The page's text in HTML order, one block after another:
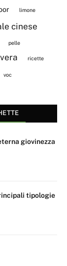
limone
cinese
pelle
ricette
voc
giovinezza
tipologie